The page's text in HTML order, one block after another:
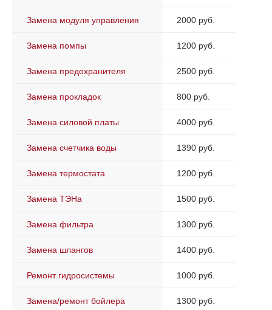
Замена модуля управления 2000 руб.
Замена помпы 1200 руб.
Замена предохранителя 2500 руб.
Замена прокладок 800 руб.
Замена силовой платы 4000 руб.
Замена счетчика воды 1390 руб.
Замена термостата 1200 руб.
Замена ТЭНа 1500 руб.
Замена фильтра 1300 руб.
Замена шлангов 1400 руб.
Ремонт гидросистемы 1000 руб.
Замена/ремонт бойлера 1300 руб.